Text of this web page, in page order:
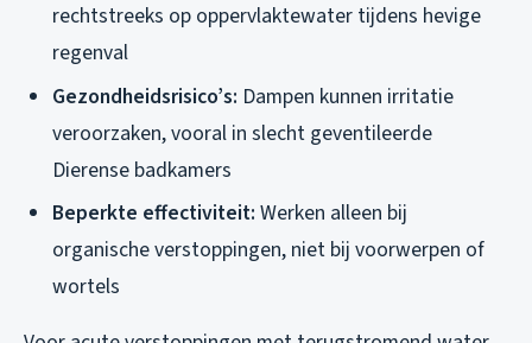
rechtstreeks op oppervlaktewater tijdens hevige
regenval
Gezondheidsrisico’s: Dampen kunnen irritatie
veroorzaken, vooral in slecht geventileerde
Dierense badkamers
Beperkte effectiviteit: Werken alleen bij
organische verstoppingen, niet bij voorwerpen of
wortels